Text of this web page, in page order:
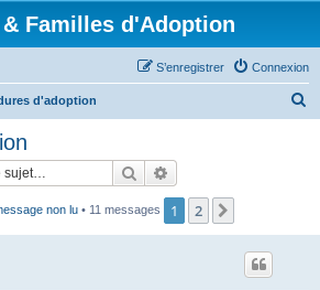
& Familles d'Adoption
Connexion
S’enregistrer
d'adoption
Rechercher
non lu• 11 messages 1 2